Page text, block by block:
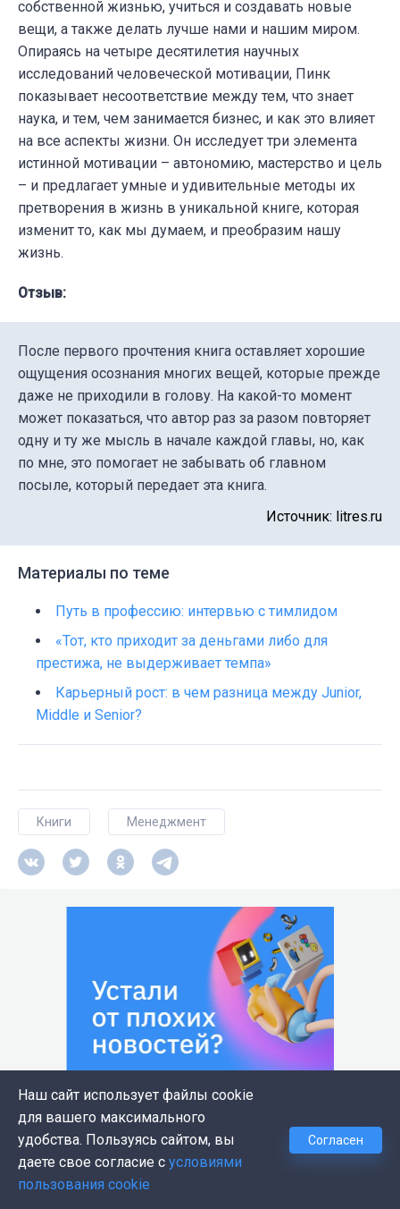
собственной жизнью, учиться и создавать новые
вещи, а также делать лучше нами и нашим миром.
Опираясь на четыре десятилетия научных
исследований человеческой мотивации, Пинк
показывает несоответствие между тем, что знает
наука, и тем, чем занимается бизнес, и как это влияет
на все аспекты жизни. Он исследует три элемента
истинной мотивации – автономию, мастерство и цель
– и предлагает умные и удивительные методы их
претворения в жизнь в уникальной книге, которая
изменит то, как мы думаем, и преобразим нашу
жизнь.
Отзыв:
После первого прочтения книга оставляет хорошие
ощущения осознания многих вещей, которые прежде
даже не приходили в голову. На какой-то момент
может показаться, что автор раз за разом повторяет
одну и ту же мысль в начале каждой главы, но, как
по мне, это помогает не забывать об главном
посыле, который передает эта книга.
Источник: litres.ru
Материалы по теме
Путь в профессию: интервью с тимлидом
«Тот, кто приходит за деньгами либо для
престижа, не выдерживает темпа»
Карьерный рост: в чем разница между Junior,
Middle и Senior?
Книги Менеджмент
Комментарии
Наш сайт использует файлы cookie
для вашего максимального
удобства. Пользуясь сайтом, вы
даете свое согласие с условиями
пользования cookie
Согласен